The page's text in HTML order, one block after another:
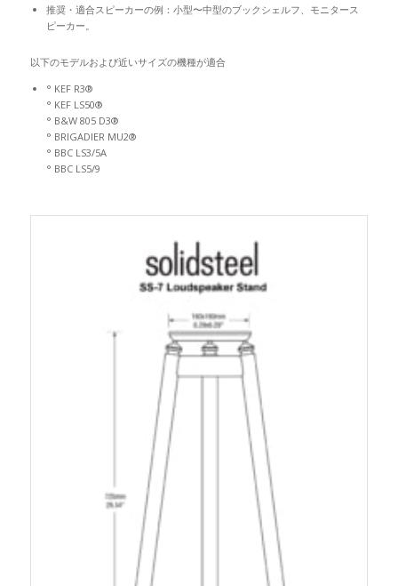
推奨・適合スピーカーの例：小型〜中型のブックシェルフ、モニタース
ピーカー。
以下のモデルおよび近いサイズの機種が適合
° KEF R3®
° KEF LS50®
° B&W 805 D3®
° BRIGADIER MU2®
° BBC LS3/5A
° BBC LS5/9